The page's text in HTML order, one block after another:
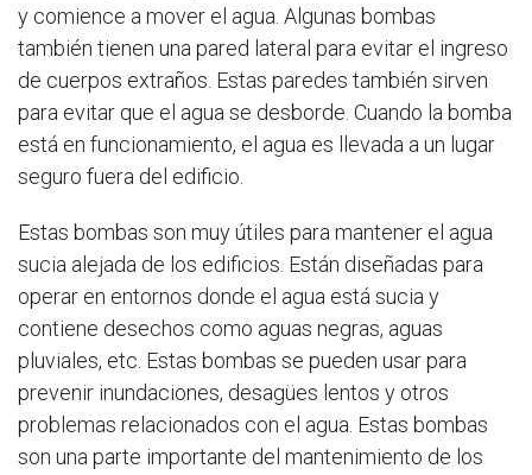
y comience a mover el agua. Algunas bombas
también tienen una pared lateral para evitar el ingreso
de cuerpos extraños. Estas paredes también sirven
para evitar que el agua se desborde. Cuando la bomba
está en funcionamiento, el agua es llevada a un lugar
seguro fuera del edificio.
Estas bombas son muy útiles para mantener el agua
sucia alejada de los edificios. Están diseñadas para
operar en entornos donde el agua está sucia y
contiene desechos como aguas negras, aguas
pluviales, etc. Estas bombas se pueden usar para
prevenir inundaciones, desagües lentos y otros
problemas relacionados con el agua. Estas bombas
son una parte importante del mantenimiento de los